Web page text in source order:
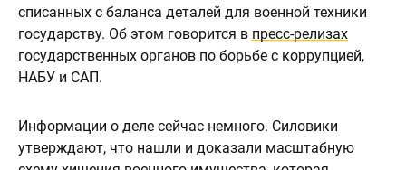
списанных с баланса деталей для военной техники
государству. Об этом говорится в пресс-релизах
государственных органов по борьбе с коррупцией,
НАБУ и САП.
Информации о деле сейчас немного. Силовики
утверждают, что нашли и доказали масштабную